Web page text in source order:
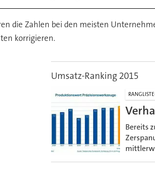
die Zahlen bei den meisten
korrigieren.
Umsatz-Ranking 2015
Bereits